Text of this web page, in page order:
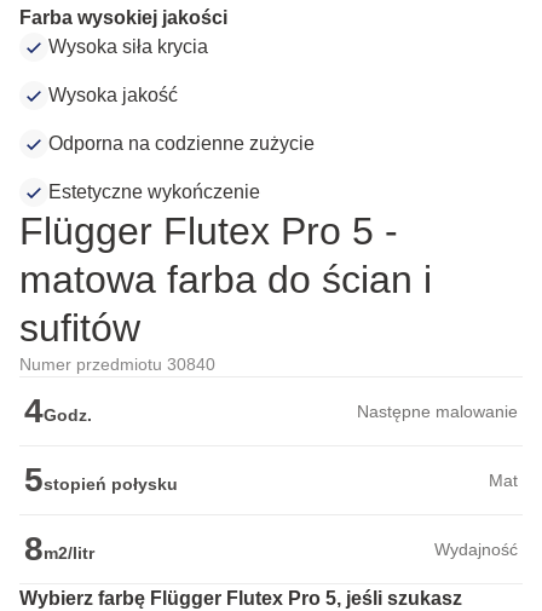
Farba wysokiej jakości
Wysoka siła krycia
Wysoka jakość
Odporna na codzienne zużycie
Estetyczne wykończenie
Flügger Flutex Pro 5 -
matowa farba do ścian i
sufitów
Numer przedmiotu 30840
4Godz. Następne malowanie
5stopień połysku Mat
8m2/litr Wydajność
Wybierz farbę Flügger Flutex Pro 5, jeśli szukasz